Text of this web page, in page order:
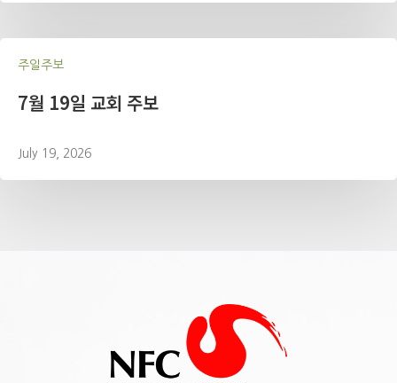
주일주보
7월 19일 교회 주보
July 19, 2026